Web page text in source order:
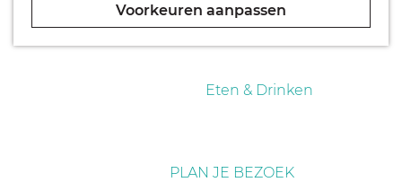
Voorkeuren aanpassen
Eten & Drinken
PLAN JE BEZOEK